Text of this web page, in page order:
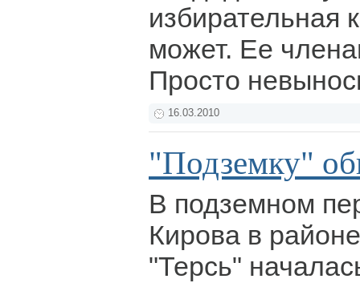
избирательная
может. Ее
Просто
16.03.2010
"Подземку"
В подземном
Кирова в
"Терсь"